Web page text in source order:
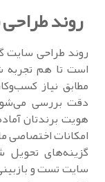
روند
روند طراحی سایت
است تا هم تجربه
مطابق نیاز
دقت بررسی
هویت برندتان
امکانات اختصاصی
گزینه‌های
سایت تست و